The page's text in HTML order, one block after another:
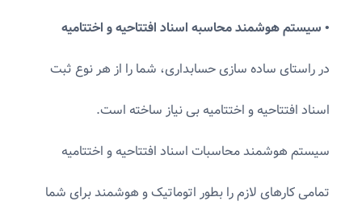
• سیستم هوشمند محاسبه اسناد افتتاحیه و اختتامیه
در راستای ساده سازی حسابداری، شما را از هر نوع ثبت
اسناد افتتاحیه و اختتامیه بی نیاز ساخته است.
سیستم هوشمند محاسبات اسناد افتتاحیه و اختتامیه
تمامی کارهای لازم را بطور اتوماتیک و هوشمند برای شما